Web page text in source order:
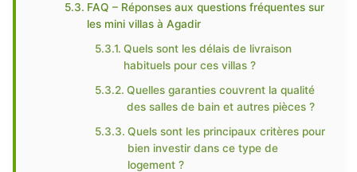
FAQ – Réponses aux questions fréquentes sur
les mini villas à Agadir
Quels sont les délais de livraison
habituels pour ces villas ?
Quelles garanties couvrent la qualité
des salles de bain et autres pièces ?
Quels sont les principaux critères pour
bien investir dans ce type de
logement ?